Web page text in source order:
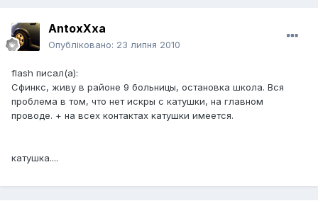
AntoxXxa
Опубліковано: 23 липня 2010
flash писал(а):
Сфинкс, живу в районе 9 больницы, остановка школа. Вся
проблема в том, что нет искры с катушки, на главном
проводе. + на всех контактах катушки имеется.
катушка....